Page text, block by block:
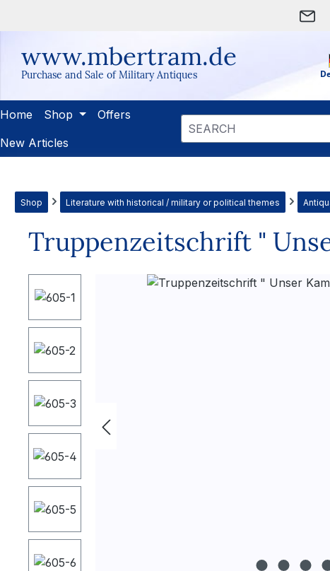
www.mbertram.de
Purchase and Sale of Military Antiques
Home Shop
Offers
New Articles
Shop Literature with historical / military or political themes
Truppenzeitschrift "